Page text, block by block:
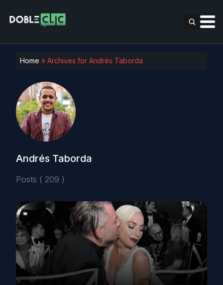
Home » Archives for Andrés Taborda
Andrés Taborda
Posts ( 209 )